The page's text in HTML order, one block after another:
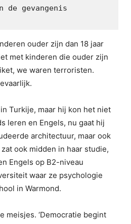
gevangenis
ouder zijn dan 18 jaar
met kinderen die ouder zijn
we waren terroristen.
in Turkije, maar hij kon het niet
leren en Engels, nu gaat hij
architectuur, maar ook
ook midden in haar studie,
Engels op B2-niveau
waar ze psychologie
in Warmond.
meisjes. ‘Democratie begint